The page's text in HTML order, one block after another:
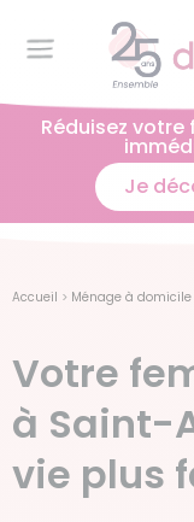
Réduisez
Je
Accueil > Ménage à domicile
Votre
à Saint-
vie plus